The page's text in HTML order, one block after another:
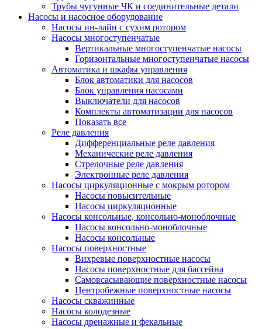
Трубы чугунные ЧК и соединительные детали
Насосы и насосное оборудование
Насосы ин-лайн с сухим ротором
Насосы многоступенчатые
Вертикальные многоступенчатые насосы
Горизонтальные многоступенчатые насосы
Автоматика и шкафы управления
Блок автоматики для насосов
Блок управления насосами
Выключатели для насосов
Комплекты автоматизации для насосов
Показать все
Реле давления
Дифференциальные реле давления
Механические реле давления
Стрелочные реле давления
Электронные реле давления
Насосы циркуляционные с мокрым ротором
Насосы повысительные
Насосы циркуляционные
Насосы консольные, консольно-моноблочные
Насосы консольно-моноблочные
Насосы консольные
Насосы поверхностные
Вихревые поверхностные насосы
Насосы поверхностные для бассейна
Самовсасывающие поверхностные насосы
Центробежные поверхностные насосы
Насосы скважинные
Насосы колодезные
Насосы дренажные и фекальные